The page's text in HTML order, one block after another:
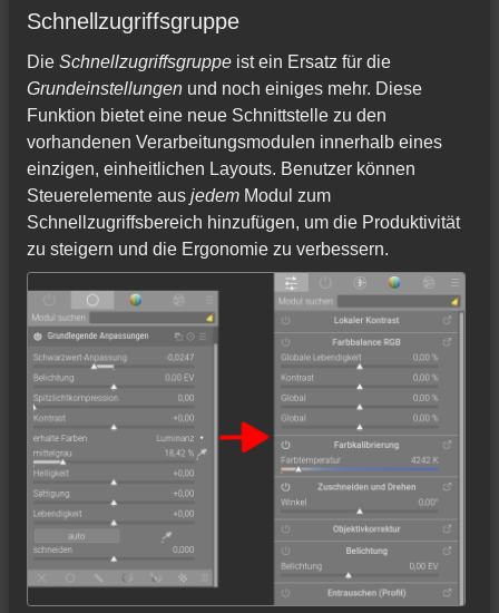
Schnellzugriffsgruppe
Die Schnellzugriffsgruppe ist ein Ersatz für die
Grundeinstellungen und noch einiges mehr. Diese
Funktion bietet eine neue Schnittstelle zu den
vorhandenen Verarbeitungsmodulen innerhalb eines
einzigen, einheitlichen Layouts. Benutzer können
Steuerelemente aus jedem Modul zum
Schnellzugriffsbereich hinzufügen, um die Produktivität
zu steigern und die Ergonomie zu verbessern.